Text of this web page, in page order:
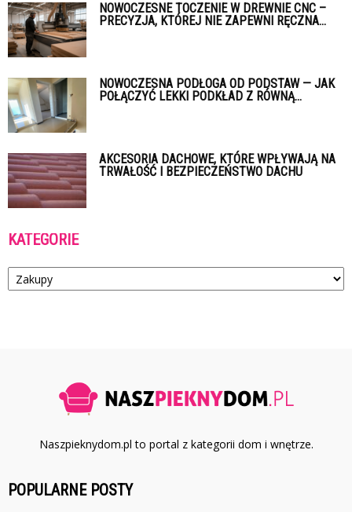
NOWOCZESNE TOCZENIE W DREWNIE CNC –
PRECYZJA, KTÓREJ NIE ZAPEWNI RĘCZNA...
NOWOCZESNA PODŁOGA OD PODSTAW — JAK
POŁĄCZYĆ LEKKI PODKŁAD Z RÓWNĄ...
AKCESORIA DACHOWE, KTÓRE WPŁYWAJĄ NA
TRWAŁOŚĆ I BEZPIECZEŃSTWO DACHU
KATEGORIE
Kategorie
Naszpieknydom.pl to portal z kategorii dom i wnętrze.
POPULARNE POSTY